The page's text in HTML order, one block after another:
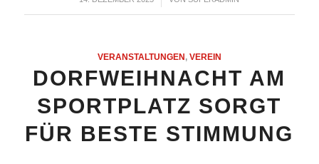
VERANSTALTUNGEN , VEREIN
DORFWEIHNACHT AM
SPORTPLATZ SORGT
FÜR BESTE STIMMUNG